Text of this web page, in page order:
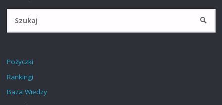
Pożyczki
Rankingi
Baza Wiedzy